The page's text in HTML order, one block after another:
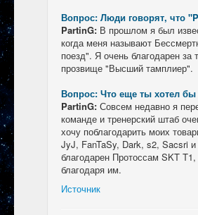
Вопрос: Люди говорят, что
PartinG: В прошлом я был
когда меня называют
поезд". Я очень благодарен
прозвище "Высший тамплиер".
Вопрос: Что еще ты хотел бы
PartinG: Совсем недавно я
команде и тренерский штаб
хочу поблагодарить моих
JyJ, FanTaSy, Dark, s2, Sacsri
благодарен Протоссам SKT
благодаря им.
Источник